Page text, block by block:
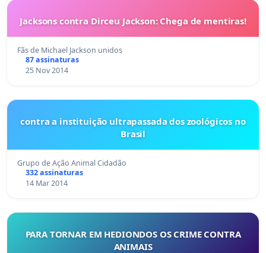
Jacksons contra Dirceu Jackson: Chega de mentiras!
Fãs de Michael Jackson unidos
87 assinaturas
25 Nov 2014
contra a instituição ultrapassada dos zoológicos no
Brasil
Grupo de Ação Animal Cidadão
332 assinaturas
14 Mar 2014
PARA TORNAR EM HEDIONDOS OS CRIME CONTRA
ANIMAIS